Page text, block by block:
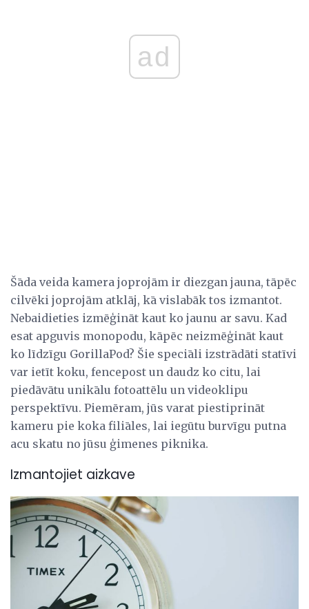
ad
Šāda veida kamera joprojām ir diezgan jauna, tāpēc
cilvēki joprojām atklāj, kā vislabāk tos izmantot.
Nebaidieties izmēģināt kaut ko jaunu ar savu. Kad
esat apguvis monopodu, kāpēc neizmēģināt kaut
ko līdzīgu GorillaPod? Šie speciāli izstrādāti statīvi
var ietīt koku, fencepost un daudz ko citu, lai
piedāvātu unikālu fotoattēlu un videoklipu
perspektīvu. Piemēram, jūs varat piestiprināt
kameru pie koka filiāles, lai iegūtu burvīgu putna
acu skatu no jūsu ģimenes piknika.
Izmantojiet aizkave